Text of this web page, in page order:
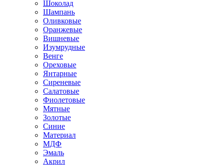
Шоколад
Шампань
Оливковые
Оранжевые
Вишневые
Изумрудные
Венге
Ореховые
Янтарные
Сиреневые
Салатовые
Фиолетовые
Мятные
Золотые
Синие
Материал
МДФ
Эмаль
Акрил